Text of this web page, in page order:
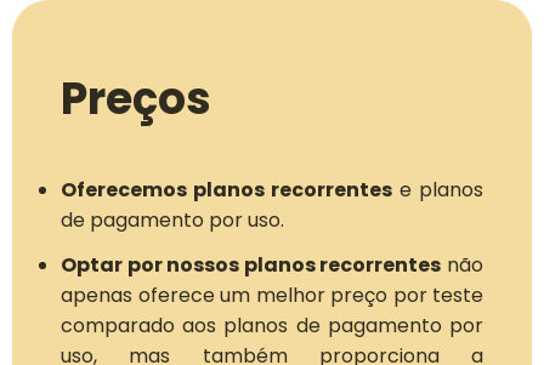
Preços
Oferecemos planos recorrentes e planos
de pagamento por uso.
Optar por nossos planos recorrentes não
apenas oferece um melhor preço por teste
comparado aos planos de pagamento por
uso, mas também proporciona a